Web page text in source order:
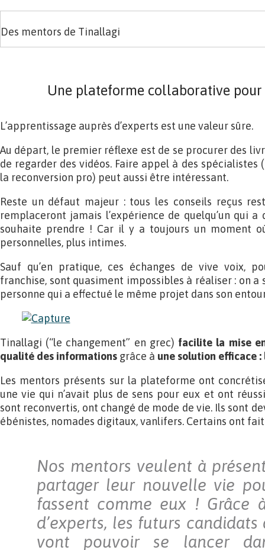
Des mentors de Tinallagi
Une plateforme collaborative pour
L’apprentissage auprès d’experts est une valeur sûre.
Au départ, le premier réflexe est de se procurer des
de regarder des vidéos. Faire appel à des spécialistes
la reconversion pro) peut aussi être intéressant.
Reste un défaut majeur : tous les conseils reçus
remplaceront jamais l’expérience de quelqu’un qui a
souhaite prendre ! Car il y a toujours un moment
personnelles, plus intimes.
Sauf qu’en pratique, ces échanges de vive voix,
franchise, sont quasiment impossibles à réaliser : on
personne qui a effectué le même projet dans son
Tinallagi (“le changement” en grec) facilite la mise
qualité des informations grâce à une solution efficace
Les mentors présents sur la plateforme ont
une vie qui n’avait plus de sens pour eux et ont
sont reconvertis, ont changé de mode de vie. Ils sont
ébénistes, nomades digitaux, vanlifers. Certains ont
Nos mentors veulent à
partager leur nouvelle vie
fassent comme eux ! Grâce
d’experts, les futurs
vont pouvoir se lancer